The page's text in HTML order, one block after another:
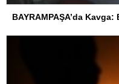
BAYRAMPAŞA’da